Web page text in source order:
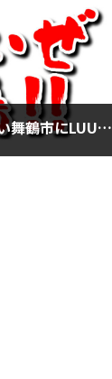
事故が起きる前に考えたい――舞鶴市にLUUPは必要か？